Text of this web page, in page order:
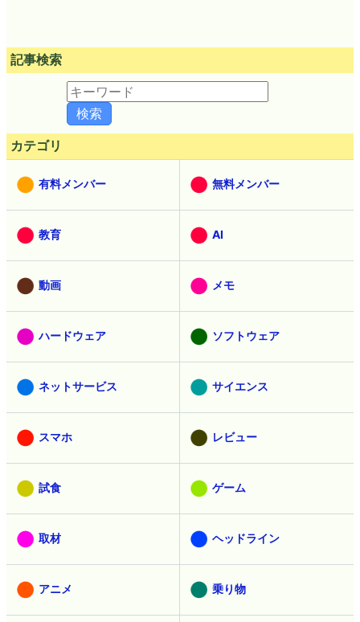
記事検索
カテゴリ
有料メンバー 無料メンバー
教育 AI
動画 メモ
ハードウェア ソフトウェア
ネットサービス サイエンス
スマホ レビュー
試食 ゲーム
取材 ヘッドライン
アニメ 乗り物